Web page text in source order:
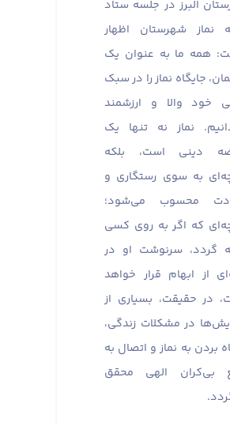
البرز در جلسه ستاد
نماز شهرستان اظهار
همه ما به عنوان یک
جایگاه نماز را در سبک
خود والا و ارزشمند
نماز نه تنها یک
دینی است، بلکه
به سوی رستگاری و
محسوب می‌شود؛
که اگر به روی کسی
گردد، سرنوشت او در
از ابهام قرار خواهد
در حقیقت، بسیاری از
در مشکلات زندگی،
بردن به نماز و اتصال به
بی‌کران الهی محقق